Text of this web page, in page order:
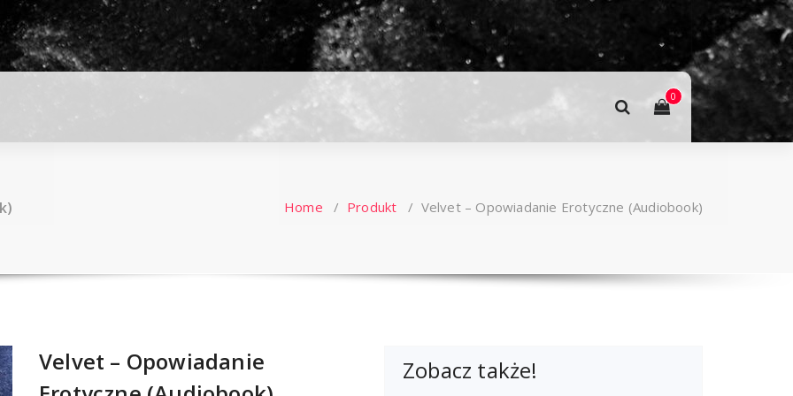
0
Home / Produkt / Velvet – Opowiadanie Erotyczne (Audiobook)
Velvet – Opowiadanie
Zobacz także!